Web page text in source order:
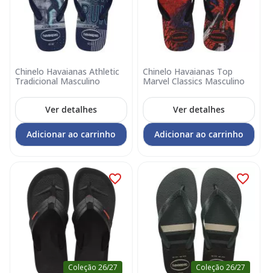
Chinelo Havaianas Athletic
Tradicional Masculino
Ver detalhes
Adicionar ao carrinho
Chinelo Havaianas Top
Marvel Classics Masculino
Ver detalhes
Adicionar ao carrinho
Coleção 26/27 Coleção 26/27